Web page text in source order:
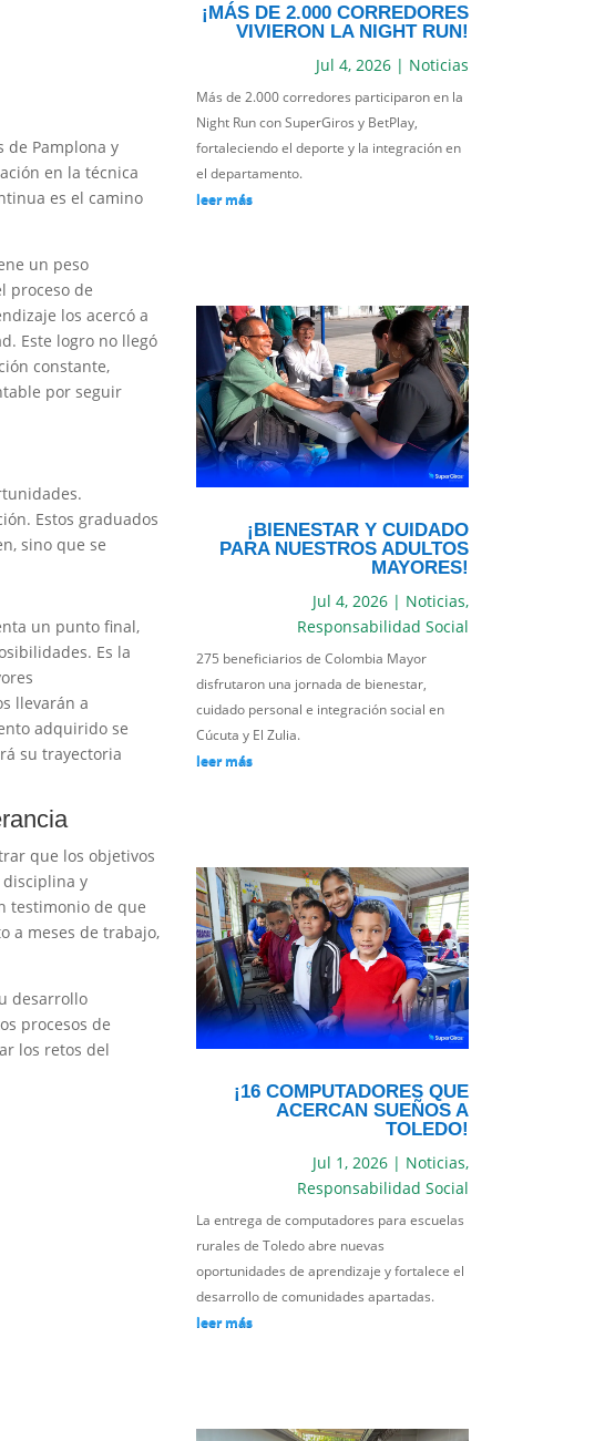
de Pamplona y
en la técnica
es el camino
un peso
proceso de
los acercó a
Este logro no llegó
constante,
por seguir
Estos graduados
sino que se
un punto final,
Es la
llevarán a
adquirido se
su trayectoria
que los objetivos
y
testimonio de que
a meses de trabajo,
desarrollo
procesos de
los retos del
¡MÁS DE 2.000 CORREDORES
VIVIERON LA NIGHT RUN!
Jul 4, 2026| Noticias
Más de 2.000 corredores participaron en la
Night Run con SuperGiros y BetPlay,
fortaleciendo el deporte y la integración en
el departamento.
leer más
¡BIENESTAR Y CUIDADO
PARA NUESTROS ADULTOS
MAYORES!
Jul 4, 2026| Noticias,
Responsabilidad Social
275 beneficiarios de Colombia Mayor
disfrutaron una jornada de bienestar,
cuidado personal e integración social en
Cúcuta y El Zulia.
leer más
¡16 COMPUTADORES QUE
ACERCAN SUEÑOS A
TOLEDO!
Jul 1, 2026| Noticias,
Responsabilidad Social
La entrega de computadores para escuelas
rurales de Toledo abre nuevas
oportunidades de aprendizaje y fortalece el
desarrollo de comunidades apartadas.
leer más